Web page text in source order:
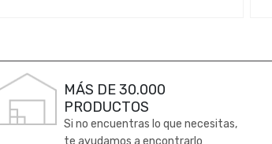
MÁS DE 30.000
PRODUCTOS
Si no encuentras lo que necesitas,
te ayudamos a encontrarlo